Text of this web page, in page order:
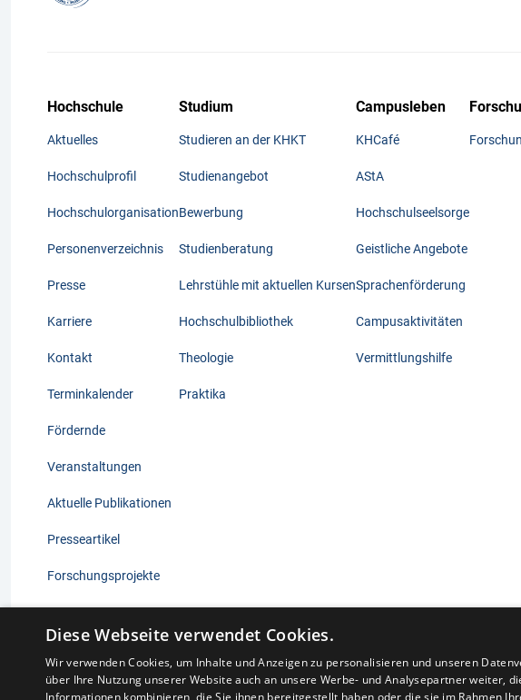
Hochschule
Aktuelles
Hochschulprofil
Hochschulorganisation
Personenverzeichnis
Presse
Karriere
Kontakt
Terminkalender
Fördernde
Veranstaltungen
Aktuelle Publikationen
Presseartikel
Forschungsprojekte
Studium
Studieren an der KHKT
Studienangebot
Bewerbung
Studienberatung
Lehrstühle mit aktuellen Kursen
Hochschulbibliothek
Theologie
Praktika
Campusleben
KHCafé
AStA
Hochschulseelsorge
Geistliche Angebote
Sprachenförderung
Campusaktivitäten
Vermittlungshilfe
© 2025 Kölner Hochschule für Katholische Theologie gGmbh
Diese Webseite verwendet Cookies.
Wir verwenden Cookies, um Inhalte und Anzeigen zu personalisieren und unseren
über Ihre Nutzung unserer Website auch an unsere Werbe- und Analysepartner weiter,
Informationen kombinieren, die Sie ihnen bereitgestellt haben oder die sie im Rahmen